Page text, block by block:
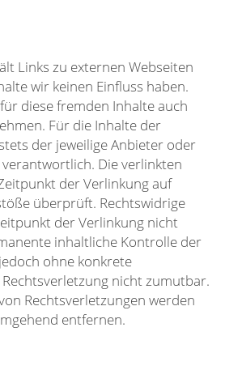
Links zu externen Webseiten
wir keinen Einfluss haben.
diese fremden Inhalte auch
Für die Inhalte der
der jeweilige Anbieter oder
Die verlinkten
der Verlinkung auf
überprüft. Rechtswidrige
der Verlinkung nicht
inhaltliche Kontrolle der
ohne konkrete
nicht zumutbar.
Rechtsverletzungen werden
entfernen.